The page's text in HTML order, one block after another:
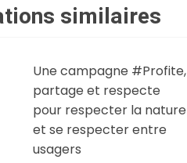
similaires
Une campagne #Profite,
partage et respecte
pour respecter la nature
et se respecter entre
usagers